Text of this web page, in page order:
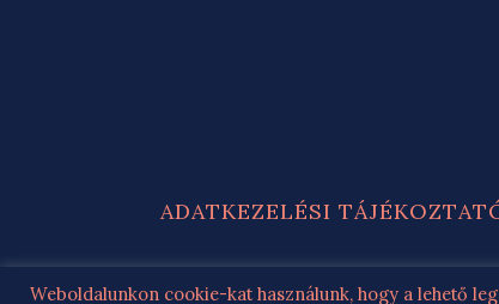
ADATKEZELÉSI
DUNASZENTGYÖRGY KÖZSÉG
Weboldalunkon cookie-kat használunk, hogy a lehető